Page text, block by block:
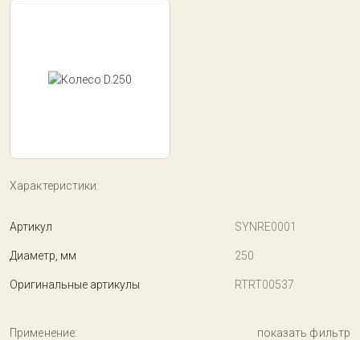
Характеристики:
Артикул SYNRE0001
Диаметр, мм 250
Оригинальные артикулы RTRT00537
Применение: показать фильтр